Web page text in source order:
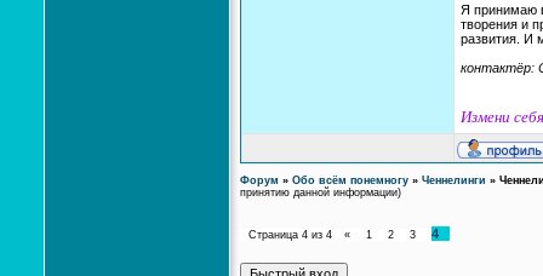
Я принимаю
творения и
развития. И
контактёр:
Измени
Форум » Обо всём понемногу » Ченнелинги »
принятию данной информации)
Страница 4 из 4 « 1 2 3 4